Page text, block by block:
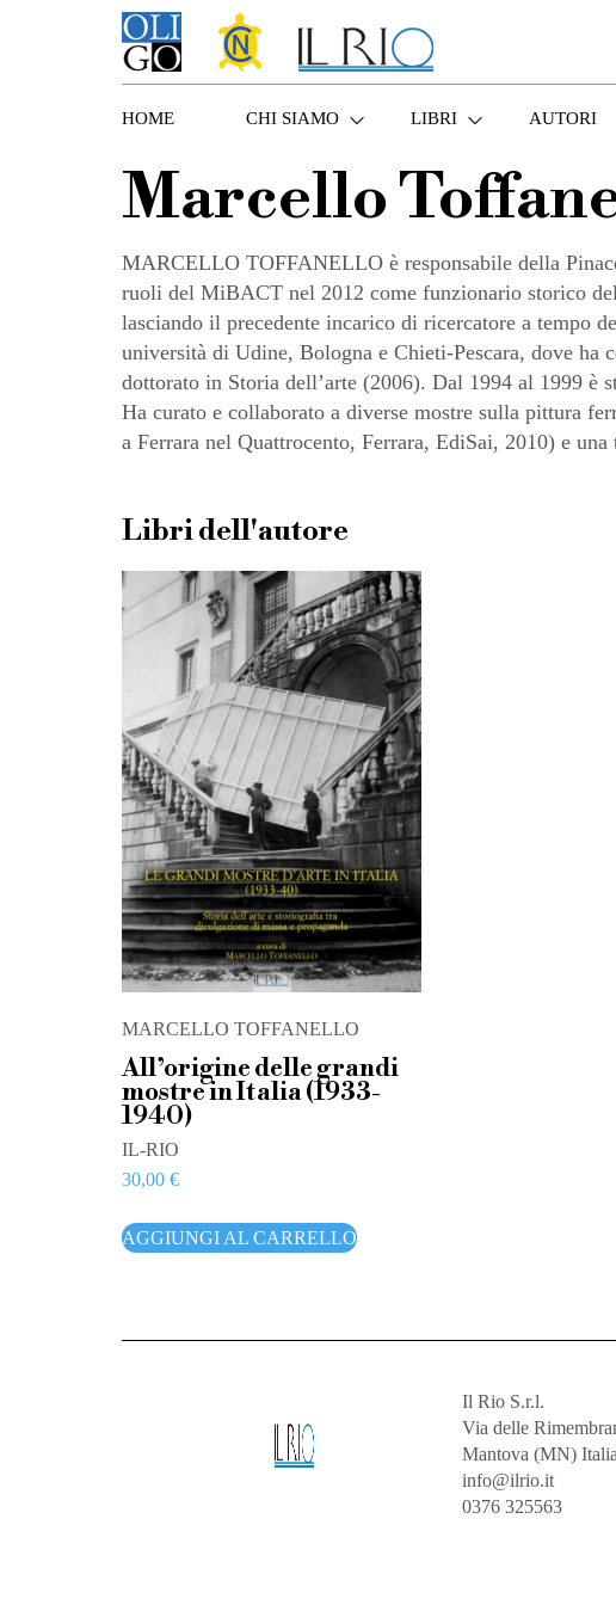
HOME CHI SIAMO LIBRI AUTORI
Marcello
MARCELLO TOFFANELLO è responsabile della
ruoli del MiBACT nel 2012 come funzionario storico
lasciando il precedente incarico di ricercatore a tempo
università di Udine, Bologna e Chieti-Pescara, dove
dottorato in Storia dell’arte (2006). Dal 1994 al 1999 è
Ha curato e collaborato a diverse mostre sulla pittura
a Ferrara nel Quattrocento, Ferrara, EdiSai, 2010) e
Libri dell'autore
MARCELLO TOFFANELLO
All’origine delle grandi
mostre in Italia (1933-
1940)
IL-RIO
30,00 €
AGGIUNGI AL CARRELLO
Il Rio S.r.l.
Via delle
Mantova (MN) Italia
info@ilrio.it
0376 325563